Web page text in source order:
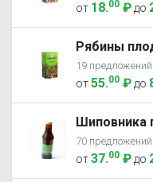
от 18.00 ₽ до
Рябины
19 предложений
от55.00 ₽ до
Шиповника
70 предложений
от37.00 ₽ до